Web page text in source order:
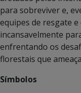
para sobreviver e,
equipes de resgate
incansavelmente
enfrentando os
florestais que
Símbolos